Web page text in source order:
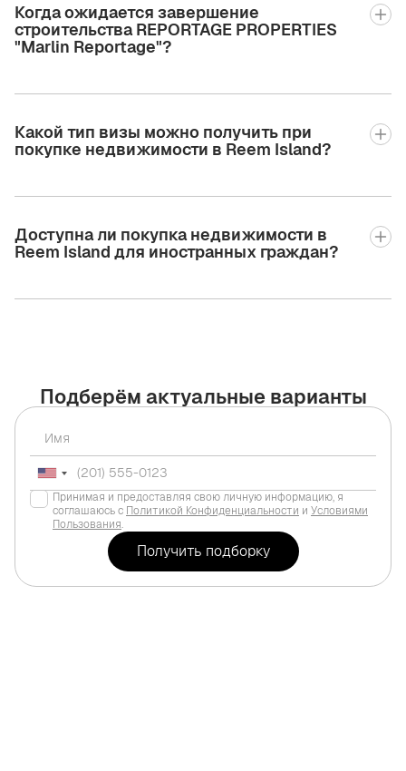
Когда ожидается завершение
строительства REPORTAGE PROPERTIES
"Marlin Reportage"?
Какой тип визы можно получить при
покупке недвижимости в Reem Island?
Доступна ли покупка недвижимости в
Reem Island для иностранных граждан?
Подберём актуальные варианты
Принимая и предоставляя свою личную информацию, я
соглашаюсь с Политикой Конфиденциальности и Условиями
Пользования.